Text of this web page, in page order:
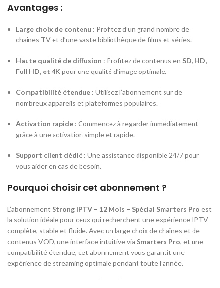
Avantages :
Large choix de contenu : Profitez d’un grand nombre de
chaînes TV et d’une vaste bibliothèque de films et séries.
Haute qualité de diffusion : Profitez de contenus en SD, HD,
Full HD, et 4K pour une qualité d’image optimale.
Compatibilité étendue : Utilisez l’abonnement sur de
nombreux appareils et plateformes populaires.
Activation rapide : Commencez à regarder immédiatement
grâce à une activation simple et rapide.
Support client dédié : Une assistance disponible 24/7 pour
vous aider en cas de besoin.
Pourquoi choisir cet abonnement ?
L’abonnement Strong IPTV – 12 Mois – Spécial Smarters Pro est
la solution idéale pour ceux qui recherchent une expérience IPTV
complète, stable et fluide. Avec un large choix de chaînes et de
contenus VOD, une interface intuitive via Smarters Pro, et une
compatibilité étendue, cet abonnement vous garantit une
expérience de streaming optimale pendant toute l’année.